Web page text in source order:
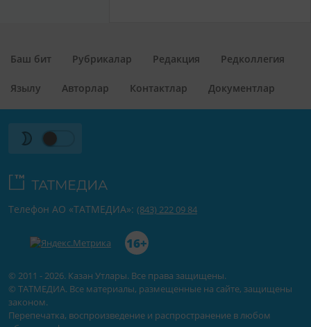
Баш бит Рубрикалар Редакция Редколлегия
Язылу Авторлар Контактлар Документлар
© 2011 - 2026. Казан Утлары. Все права защищены.
© ТАТМЕДИА. Все материалы, размещенные на сайте, защищены
законом.
Перепечатка, воспроизведение и распространение в любом
Телефон АО «ТАТМЕДИА»: (843) 222 09 84
16+